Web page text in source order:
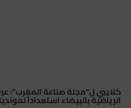
كلايبي ل”مجلة صناعة المغرب”:
الرياضية بالبيضاء استعداداً لمونديال